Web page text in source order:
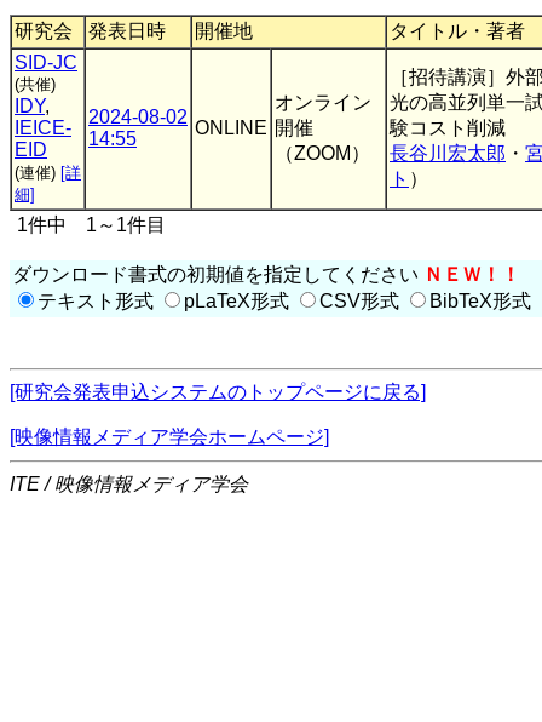
研究会 発表日時 開催地
タイトル・著者
SID-JC
(共催)
IDY,
IEICE-
EID
(連催) [詳
細]
2024-08-02
14:55
ONLINE
オンライン
開催
（ZOOM）
［招待講演］外
光の高並列単一
験コスト削減
長谷川宏太郎 ・
ト ）
1件中 1～1件目
ダウンロード書式の初期値を指定してください ＮＥＷ！！
テキスト形式
pLaTeX形式 CSV形式 BibTeX形式
[研究会発表申込システムのトップページに戻る]
[映像情報メディア学会ホームページ]
ITE / 映像情報メディア学会